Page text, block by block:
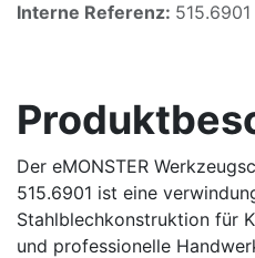
Interne Referenz: 515.6901
Der eMONSTER
515.6901 ist eine
Stahlblechkonstruktion für
und professionelle